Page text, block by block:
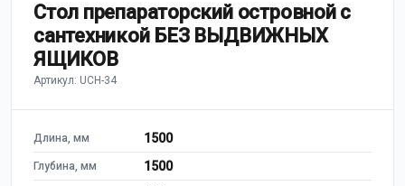
Стол препараторский островной с
сантехникой БЕЗ ВЫДВИЖНЫХ
ЯЩИКОВ
Артикул: UCH-34
Длина, мм 1500
Глубина, мм 1500